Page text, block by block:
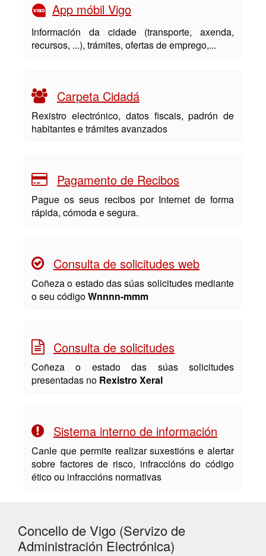
App móbil Vigo
Información da cidade (transporte, axenda,
recursos, ...), trámites, ofertas de emprego,...
Carpeta Cidadá
Rexistro electrónico, datos fiscais, padrón de
habitantes e trámites avanzados
Pagamento de Recibos
Pague os seus recibos por Internet de forma
rápida, cómoda e segura.
Consulta de solicitudes web
Coñeza o estado das súas solicitudes mediante
o seu códigoWnnnn-mmm
Consulta de solicitudes
Coñeza o estado das súas solicitudes
presentadas no Rexistro Xeral
Sistema interno de información
Canle que permite realizar suxestións e alertar
sobre factores de risco, infraccións do código
ético ou infraccións normativas
Concello de Vigo (Servizo de
Administración Electrónica)